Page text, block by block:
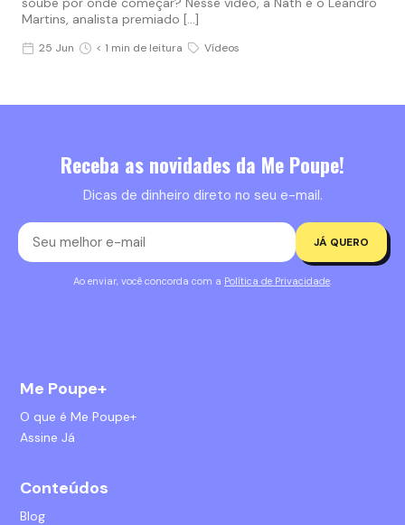
Martins, analista premiado […]
25 Jun < 1 min de leitura Vídeos
Receba as novidades da Me Poupe!
Dicas de dinheiro direto no seu e-mail.
JÁ QUERO
Ao enviar, você concorda com a Política de Privacidade
Me Poupe+
O que é Me Poupe+
Assine Já
Conteúdos
Blog